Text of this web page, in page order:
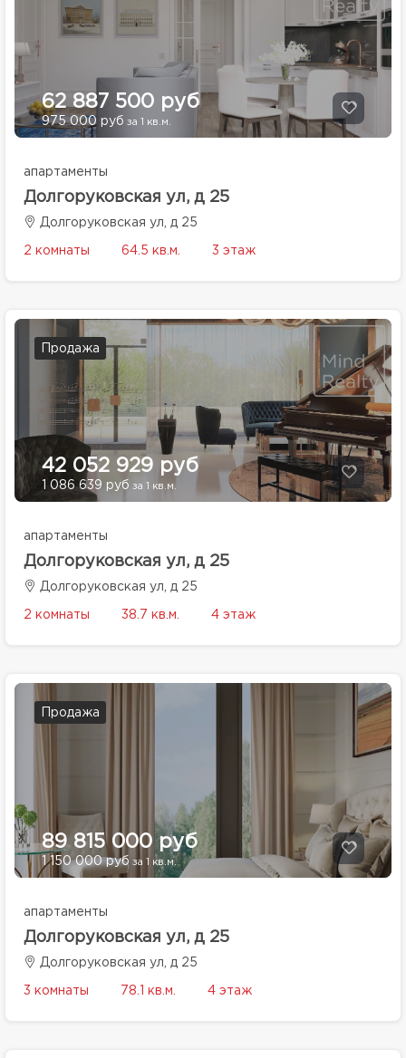
62 887 500 руб
975 000 руб за 1 кв.м.
апартаменты
Долгоруковская ул, д 25
Долгоруковская ул, д 25
2 комнаты 64.5 кв.м. 3 этаж
Продажа
42 052 929 руб
1 086 639 руб за 1 кв.м.
апартаменты
Долгоруковская ул, д 25
Долгоруковская ул, д 25
2 комнаты 38.7 кв.м. 4 этаж
Продажа
89 815 000 руб
1 150 000 руб за 1 кв.м.
апартаменты
Долгоруковская ул, д 25
Долгоруковская ул, д 25
3 комнаты 78.1 кв.м. 4 этаж